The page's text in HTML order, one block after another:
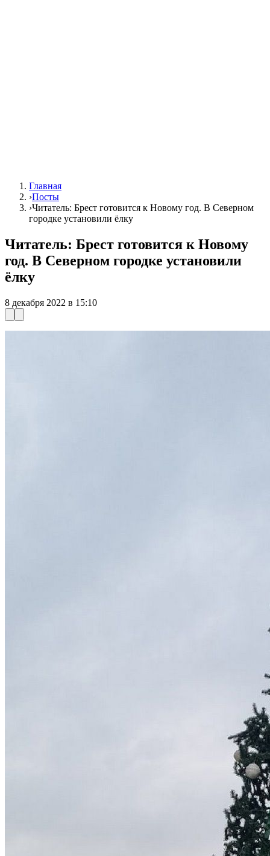
Главная
›Посты
›Читатель: Брест готовится к Новому год. В Северном
городке установили ёлку
Читатель: Брест готовится к Новому
год. В Северном городке установили
ёлку
8 декабря 2022 в 15:10